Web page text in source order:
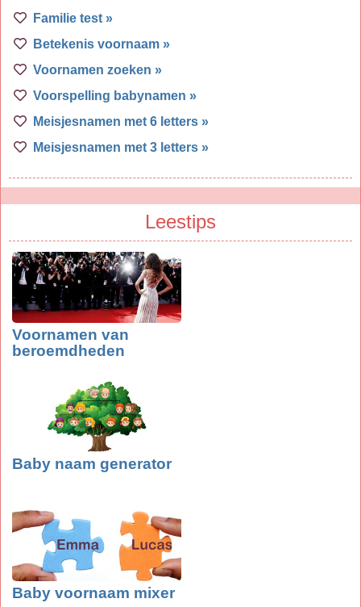
Familie test »
Betekenis voornaam »
Voornamen zoeken »
Voorspelling babynamen »
Meisjesnamen met 6 letters »
Meisjesnamen met 3 letters »
Leestips
Voornamen van
beroemdheden
Baby naam generator
Baby voornaam mixer